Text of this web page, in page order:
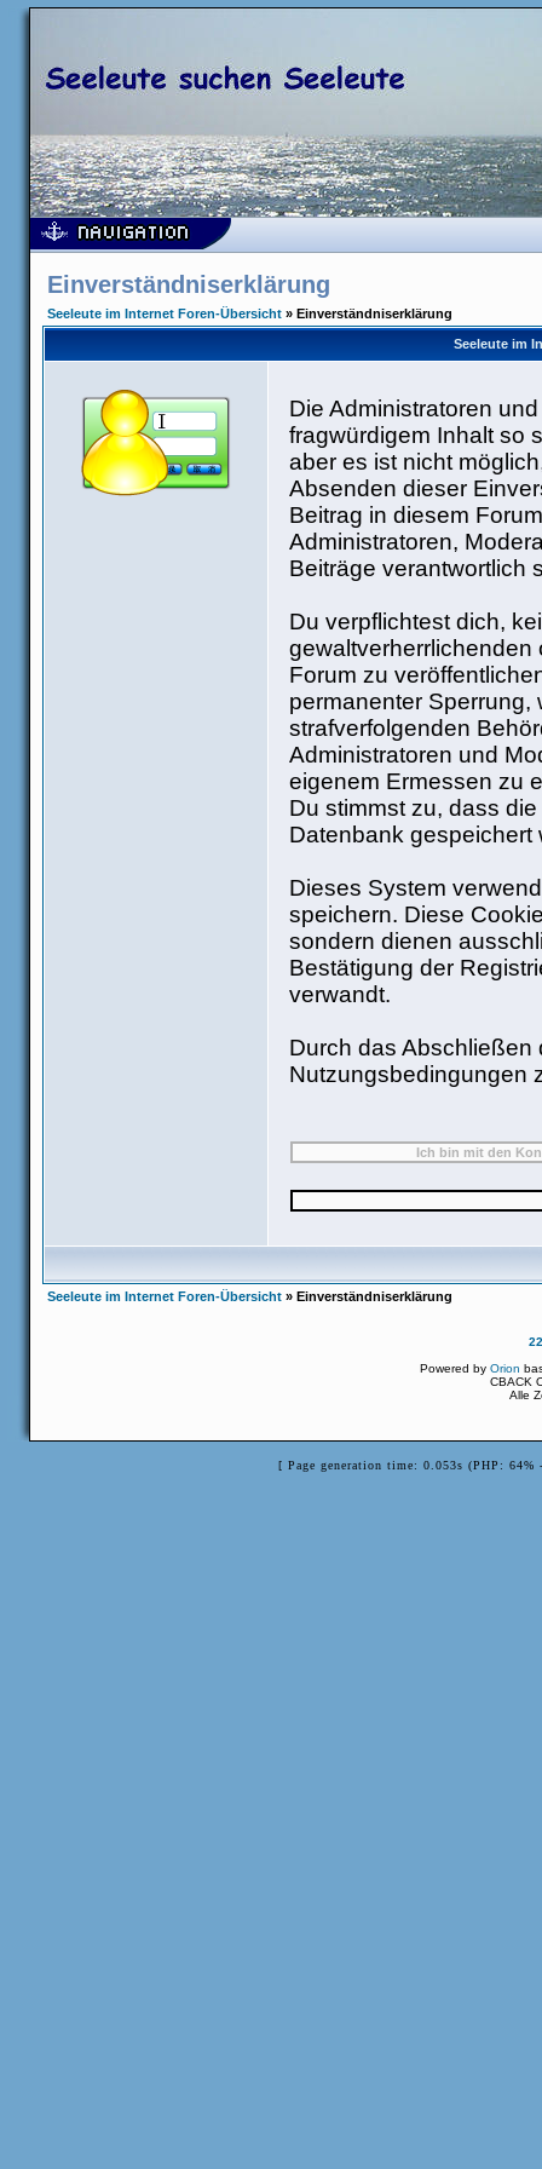
Einverständniserklärung
Seeleute im Internet Foren-Übersicht » Einverständniserklärung
Seeleute im
Die Administratoren
fragwürdigem Inhalt so
aber es ist nicht
Absenden dieser
Beitrag in diesem
Administratoren,
Beiträge verantwortlich
Du verpflichtest dich,
Forum zu
permanenter Sperrung,
strafverfolgenden
Administratoren und
eigenem Ermessen zu
Du stimmst zu, dass
Datenbank gespeichert
Dieses System
speichern. Diese
sondern dienen
Bestätigung der
verwandt.
Durch das Abschließen
Nutzungsbedingungen
Seeleute im Internet Foren-Übersicht » Einverständniserklärung
Powered byOrion
CBACK
Alle
[ Page generation time: 0.053s (PHP: